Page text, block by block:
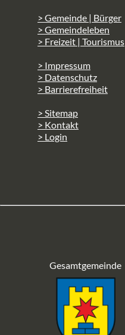
> Gemeinde | Bürger
> Gemeindeleben
> Freizeit | Tourismus
> Impressum
> Datenschutz
> Barrierefreiheit
> Sitemap
> Kontakt
> Login
Gesamtgemeinde